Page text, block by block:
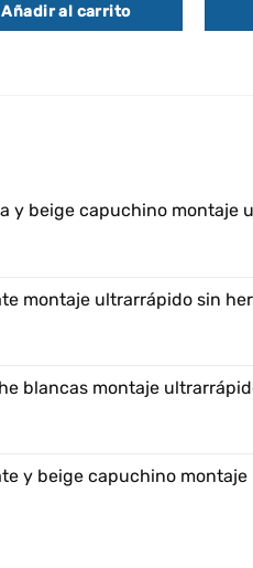
Añadir al carrito
y beige capuchino montaje
montaje ultrarrápido sin
blancas montaje
y beige capuchino